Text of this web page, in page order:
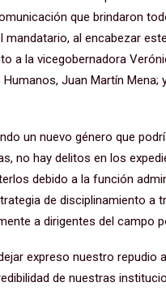
que brindaron
mandatario, al encabezar
a la vicegobernadora
Juan Martín Mena;
un nuevo género que
no hay delitos en los
debido a la función
de disciplinamiento a
a dirigentes del campo
expreso nuestro repudio
de nuestras